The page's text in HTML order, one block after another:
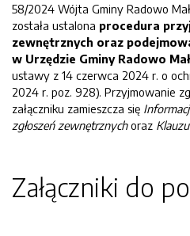
58/2024 Wójta Gminy Radowo
została ustalona procedura
zewnętrznych oraz
w Urzędzie Gminy Radowo
ustawy z 14 czerwca 2024 r. o
2024 r. poz. 928). Przyjmowanie
załączniku zamieszcza się
zgłoszeń zewnętrznychoraz
Załączniki do